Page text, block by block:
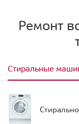
Ремонт
Стиральные